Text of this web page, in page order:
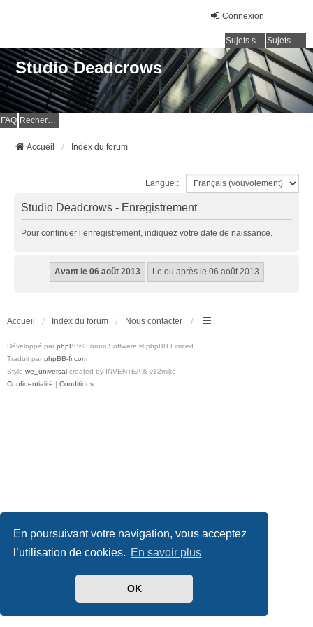
En poursuivant votre navigation, vous acceptez
l’utilisation de cookies. En savoir plus
OK
Connexion
Sujets sans réponse Sujets actifs
Studio Deadcrows
FAQ Rechercher
Accueil Index du forum
Langue :
Studio Deadcrows - Enregistrement
Pour continuer l’enregistrement, indiquez votre date de naissance.
Accueil Index du forum Nous contacter
Développé par phpBB® Forum Software © phpBB Limited
Traduit par phpBB-fr.com
Style we_universal created by INVENTEA & v12mike
Confidentialité | Conditions